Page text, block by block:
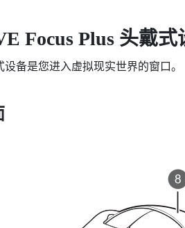
FocusPlus头戴式
设备是您进入虚拟现实世界的窗口。